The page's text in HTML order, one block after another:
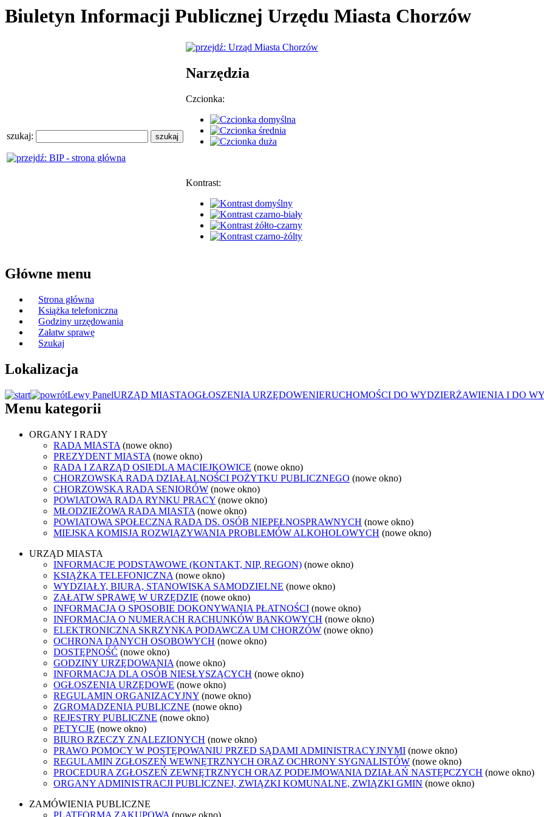
Biuletyn Informacji Publicznej Urzędu Miasta Chorzów
szukaj:
Narzędzia
Czcionka:
Kontrast:
Główne menu
Strona główna
Książka telefoniczna
Godziny urzędowania
Załatw sprawę
Szukaj
Lokalizacja
Lewy PanelURZĄD MIASTAOGŁOSZENIA URZĘDOWENIERUCHOMOŚCI DO WYDZIERŻAWIENIA I DO
Menu kategorii
ORGANY I RADY
RADA MIASTA (nowe okno)
PREZYDENT MIASTA (nowe okno)
RADA I ZARZĄD OSIEDLA MACIEJKOWICE (nowe okno)
CHORZOWSKA RADA DZIAŁALNOŚCI POŻYTKU PUBLICZNEGO (nowe okno)
CHORZOWSKA RADA SENIORÓW (nowe okno)
POWIATOWA RADA RYNKU PRACY (nowe okno)
MŁODZIEŻOWA RADA MIASTA (nowe okno)
POWIATOWA SPOŁECZNA RADA DS. OSÓB NIEPEŁNOSPRAWNYCH (nowe okno)
MIEJSKA KOMISJA ROZWIĄZYWANIA PROBLEMÓW ALKOHOLOWYCH (nowe okno)
URZĄD MIASTA
INFORMACJE PODSTAWOWE (KONTAKT, NIP, REGON) (nowe okno)
KSIĄŻKA TELEFONICZNA (nowe okno)
WYDZIAŁY, BIURA, STANOWISKA SAMODZIELNE (nowe okno)
ZAŁATW SPRAWĘ W URZĘDZIE (nowe okno)
INFORMACJA O SPOSOBIE DOKONYWANIA PŁATNOŚCI (nowe okno)
INFORMACJA O NUMERACH RACHUNKÓW BANKOWYCH (nowe okno)
ELEKTRONICZNA SKRZYNKA PODAWCZA UM CHORZÓW (nowe okno)
OCHRONA DANYCH OSOBOWYCH (nowe okno)
DOSTĘPNOŚĆ (nowe okno)
GODZINY URZĘDOWANIA (nowe okno)
INFORMACJA DLA OSÓB NIESŁYSZĄCYCH (nowe okno)
OGŁOSZENIA URZĘDOWE (nowe okno)
REGULAMIN ORGANIZACYJNY (nowe okno)
ZGROMADZENIA PUBLICZNE (nowe okno)
REJESTRY PUBLICZNE (nowe okno)
PETYCJE (nowe okno)
BIURO RZECZY ZNALEZIONYCH (nowe okno)
PRAWO POMOCY W POSTĘPOWANIU PRZED SĄDAMI ADMINISTRACYJNYMI (nowe okno)
REGULAMIN ZGŁOSZEŃ WEWNĘTRZNYCH ORAZ OCHRONY SYGNALISTÓW (nowe okno)
PROCEDURA ZGŁOSZEŃ ZEWNĘTRZNYCH ORAZ PODEJMOWANIA DZIAŁAŃ NASTĘPCZYCH (nowe okno)
ORGANY ADMINISTRACJI PUBLICZNEJ, ZWIĄZKI KOMUNALNE, ZWIĄZKI GMIN (nowe okno)
ZAMÓWIENIA PUBLICZNE
PLATFORMA ZAKUPOWA (nowe okno)